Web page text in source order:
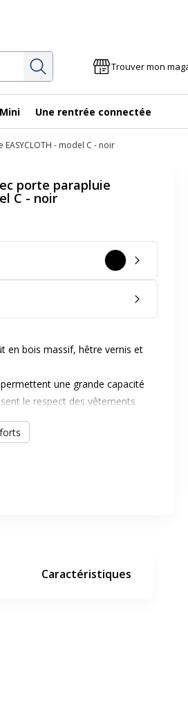
Rechercher Trouver mon
Une rentrée connectée
- model C - noir
porte parapluie
C - noir
en bois massif, hêtre vernis et
une grande capacité
le respect des vêtements
pour support à sac à main et
Caractéristiques